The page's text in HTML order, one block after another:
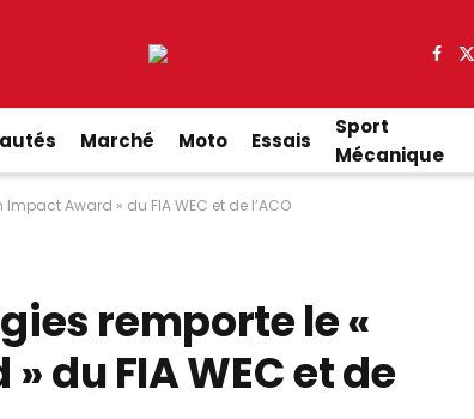
X
Marché Moto Essais
Sport
Mécanique
Award » du FIA WEC et de l’ACO
remporte le «
du FIA WEC et de